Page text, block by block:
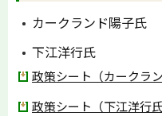
カークランド陽子氏
下江洋行氏
政策シート（カークラ
政策シート（下江洋行